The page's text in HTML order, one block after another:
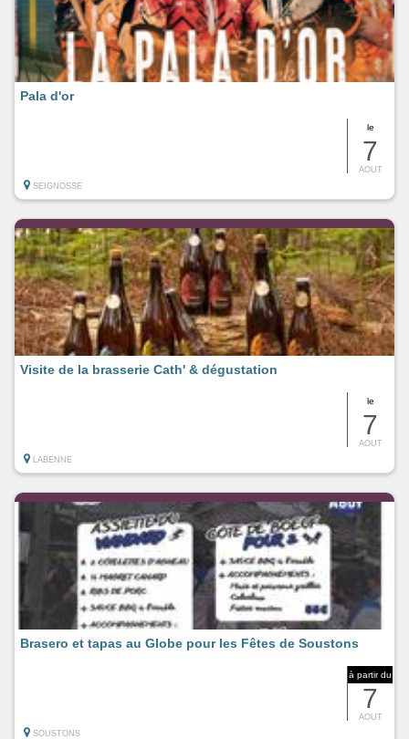
le
7
AOUT
Pala d'or
SEIGNOSSE
le
7
AOUT
Visite de la brasserie Cath' & dégustation
LABENNE
à partir du
7
AOUT
Brasero et tapas au Globe pour les Fêtes de Soustons
SOUSTONS